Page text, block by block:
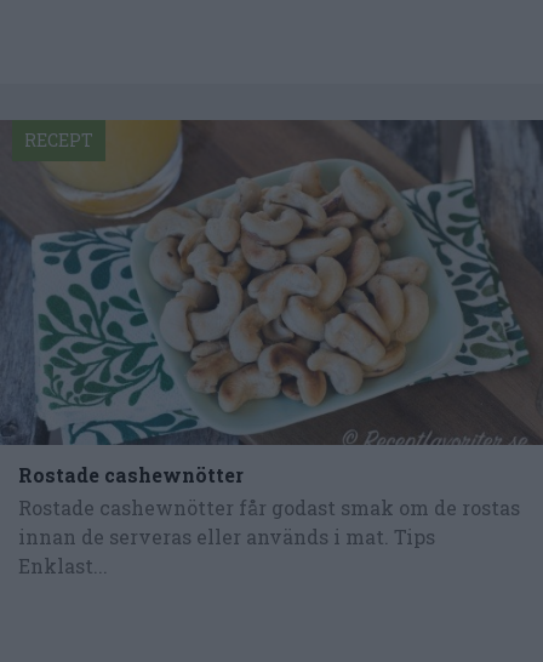
Rostade cashewnötter
Rostade cashewnötter får godast smak om de rostas
innan de serveras eller används i mat. Tips
Enklast...
RECEPT